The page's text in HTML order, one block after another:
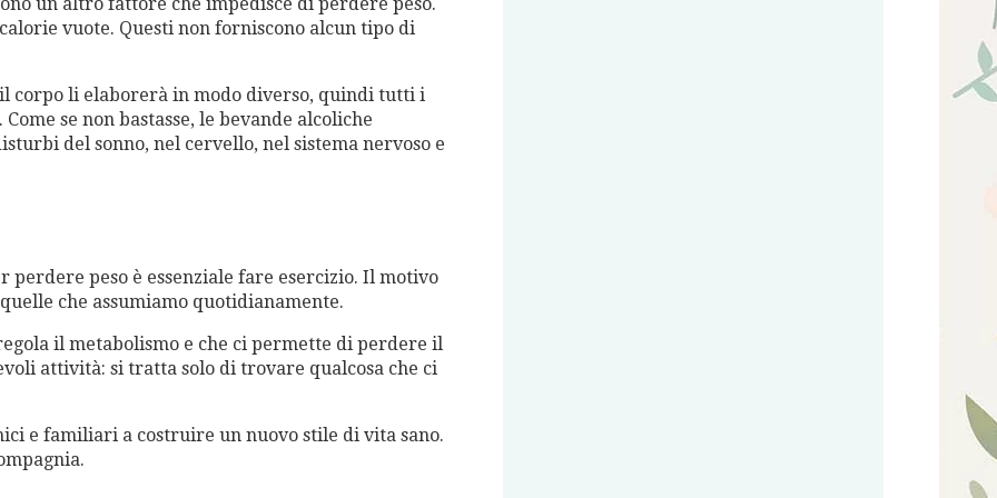
vuote. Questi non forniscono alcun tipo di
corpo li elaborerà in modo diverso, quindi tutti i
se non bastasse, le bevande alcoliche
del sonno, nel cervello, nel sistema nervoso e
peso è essenziale fare esercizio. Il motivo
che assumiamo quotidianamente.
il metabolismo e che ci permette di perdere il
attività: si tratta solo di trovare qualcosa che ci
e familiari a costruire un nuovo stile di vita sano.